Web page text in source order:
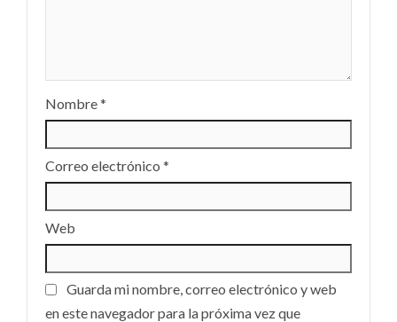
Nombre*
Correo electrónico *
Web
Guarda mi nombre, correo electrónico y web
en este navegador para la próxima vez que